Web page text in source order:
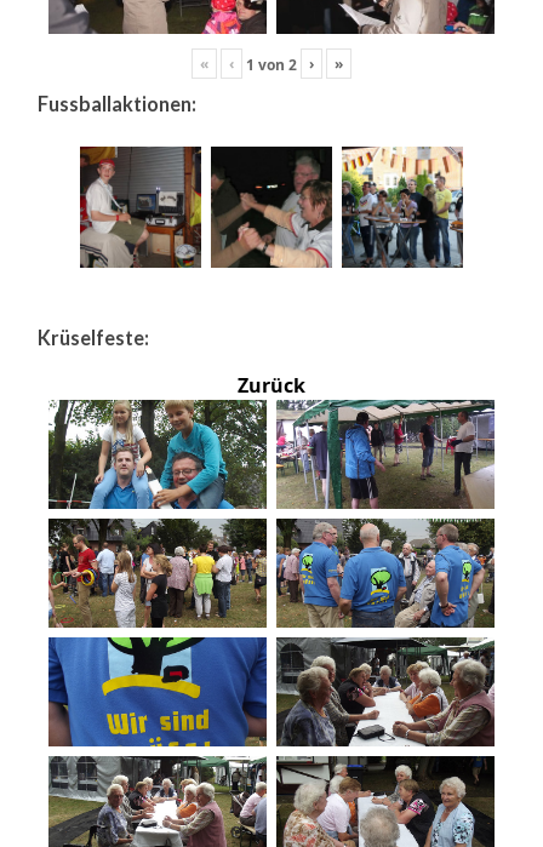
« ‹ 1 von 2 › »
Fussballaktionen:
Krüselfeste:
Zurück